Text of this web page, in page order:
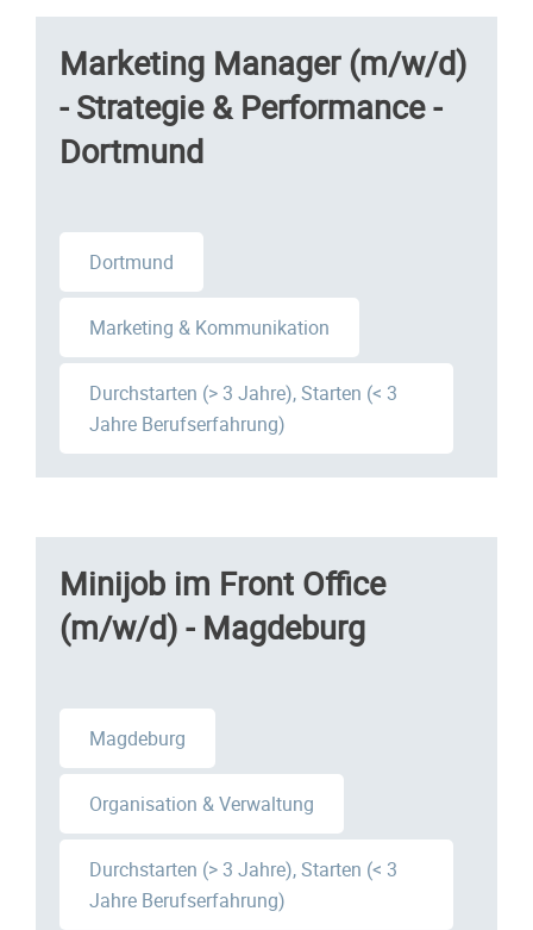
Marketing Manager (m/w/d)
- Strategie & Performance -
Dortmund
Dortmund
Marketing & Kommunikation
Durchstarten (> 3 Jahre), Starten (< 3
Jahre Berufserfahrung)
Minijob im Front Office
(m/w/d) - Magdeburg
Magdeburg
Organisation & Verwaltung
Durchstarten (> 3 Jahre), Starten (< 3
Jahre Berufserfahrung)